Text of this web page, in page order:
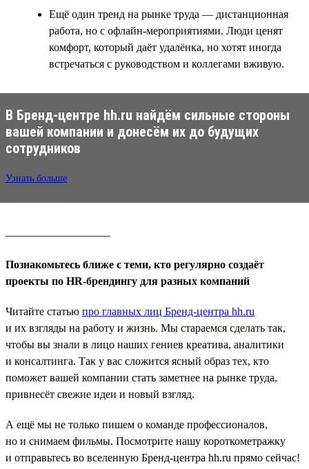
Ещё один тренд на рынке труда — дистанционная
работа, но с офлайн-мероприятиями. Люди ценят
комфорт, который даёт удалёнка, но хотят иногда
встречаться с руководством и коллегами вживую.
В Бренд-центре hh.ru найдём сильные стороны
вашей компании и донесём их до будущих
сотрудников
Узнать больше
Познакомьтесь ближе с теми, кто регулярно создаёт
проекты по HR-брендингу для разных компаний
Читайте статью про главных лиц Бренд-центра hh.ru
и их взгляды на работу и жизнь. Мы стараемся сделать так,
чтобы вы знали в лицо наших гениев креатива, аналитики
и консалтинга. Так у вас сложится ясный образ тех, кто
поможет вашей компании стать заметнее на рынке труда,
привнесёт свежие идеи и новый взгляд.
А ещё мы не только пишем о команде профессионалов,
но и снимаем фильмы. Посмотрите нашу короткометражку
и отправьтесь во вселенную Бренд-центра hh.ru прямо сейчас!